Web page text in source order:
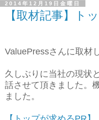
2014年12月19日金曜日
【取材記事】ト
ValuePressさんに取材
久しぶりに当社の現状
話させて頂きました。
ました。